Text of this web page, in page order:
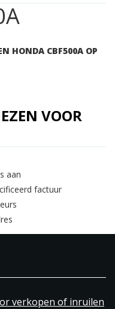
HONDA CBF500A OP
VOOR
aan
factuur
verkopen of inruilen